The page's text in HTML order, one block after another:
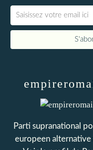
Parti supranational
europeen alternative